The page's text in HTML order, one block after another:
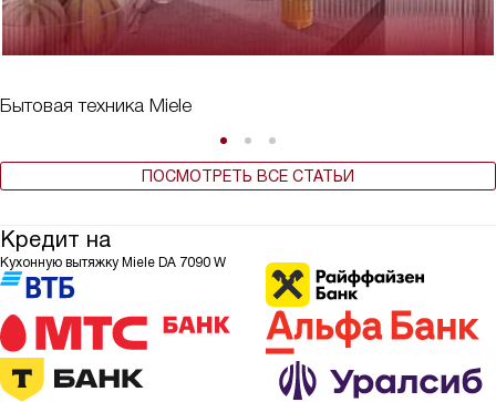
Бытовая техника Miele
ПОСМОТРЕТЬ ВСЕ СТАТЬИ
Кредит на
Кухонную вытяжку Miele DA 7090 W